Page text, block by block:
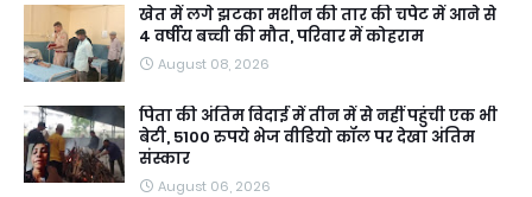
खेत में लगे झटका मशीन की तार की चपेट में आने से
4 वर्षीय बच्ची की मौत, परिवार में कोहराम
August 08, 2026
पिता की अंतिम विदाई में तीन में से नहीं पहुंची एक भी
बेटी, 5100 रुपये भेज वीडियो कॉल पर देखा अंतिम
संस्कार
August 06, 2026